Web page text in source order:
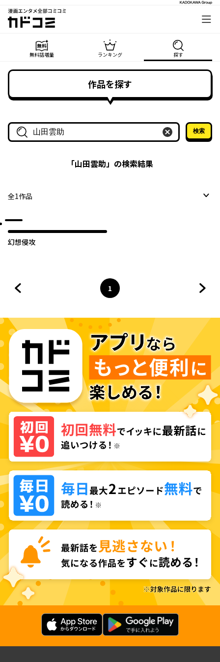
漫画エンタメ全部コミコミ
カドコミ
無料話増量 ランキング 探す
作品を探す
作品名・作家名で探す
検索
「山田雲助」の検索結果
全1作品
幻想侵攻
ページ
1
へ